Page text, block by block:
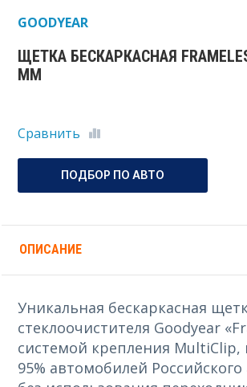
ЩЕТКА БЕСКАРКАСНАЯ
ММ
GOODYEAR
Сравнить
ПОДБОР ПО АВТО
ОПИСАНИЕ
Уникальная бескаркасная
стеклоочистителя Goodyear
системой крепления MultiClip,
95% автомобилей